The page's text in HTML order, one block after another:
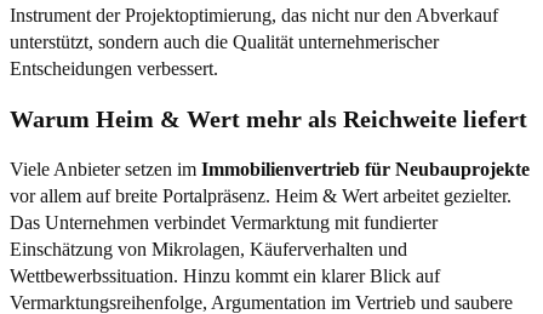
Instrument der Projektoptimierung, das nicht nur den Abverkauf
unterstützt, sondern auch die Qualität unternehmerischer
Entscheidungen verbessert.
Warum Heim & Wert mehr als Reichweite liefert
Viele Anbieter setzen im Immobilienvertrieb für Neubauprojekte
vor allem auf breite Portalpräsenz. Heim & Wert arbeitet gezielter.
Das Unternehmen verbindet Vermarktung mit fundierter
Einschätzung von Mikrolagen, Käuferverhalten und
Wettbewerbssituation. Hinzu kommt ein klarer Blick auf
Vermarktungsreihenfolge, Argumentation im Vertrieb und saubere